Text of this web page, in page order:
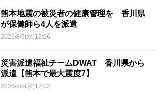
熊本地震の被災者の健康管理を 香川県
が保健師ら4人を派遣
2026/8/5(水)12:06
災害派遣福祉チームDWAT 香川県から
派遣【熊本で最大震度7】
2026/8/5(水)12:02